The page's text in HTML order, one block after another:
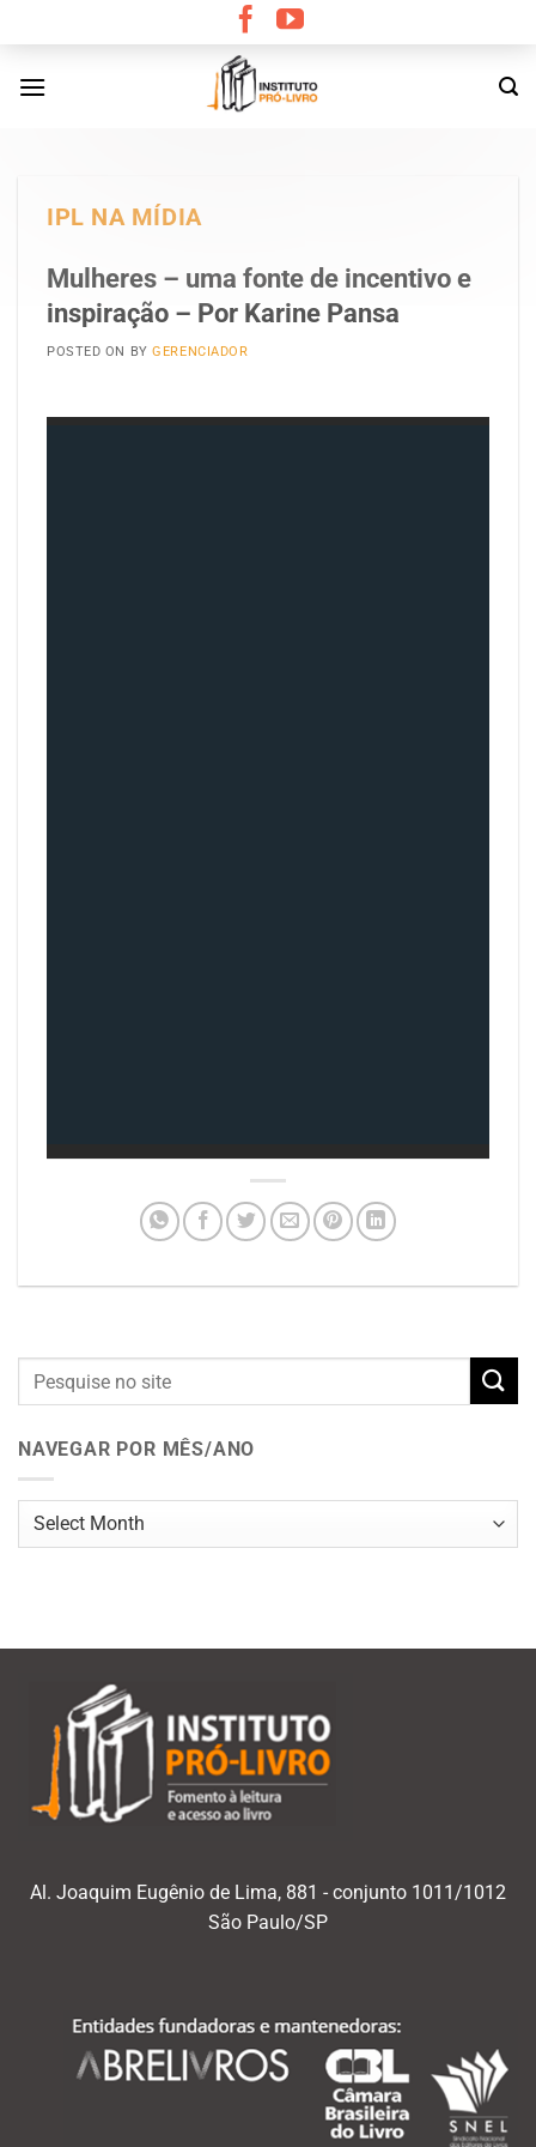
content
IPL NA MÍDIA
Mulheres – uma fonte de incentivo e
inspiração – Por Karine Pansa
POSTED ON BYGERENCIADOR
NAVEGAR POR MÊS/ANO
Navegar
Al. Joaquim Eugênio de Lima, 881 - conjunto 1011/1012
São Paulo/SP